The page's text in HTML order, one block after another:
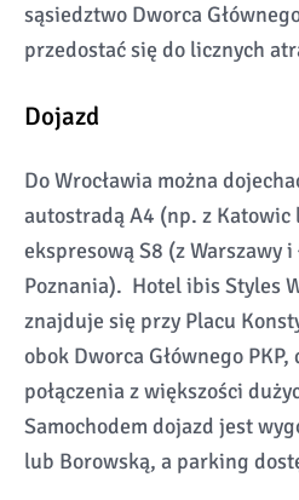
sąsiedztwo Dworca
przedostać się do licznych
Dojazd
Do Wrocławia można
autostradą A4 (np. z
ekspresową S8 (z Warszawy
Poznania). Hotel ibis Styles
znajduje się przy Placu
obok Dworca Głównego
połączenia z większości
Samochodem dojazd jest
lub Borowską, a parking